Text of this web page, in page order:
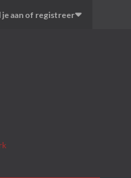
je aan of registreer